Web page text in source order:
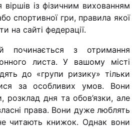
із фізичним вихованням
спортивної гри, правила якої
на сайті федерації.
починається з отримання
листа. У вашому місті
до «групи ризику» тільки
за особливих умов. Вони
розклад дня та обов’язки, але
права. Вони дуже люблять
читають книжок. Однак вони